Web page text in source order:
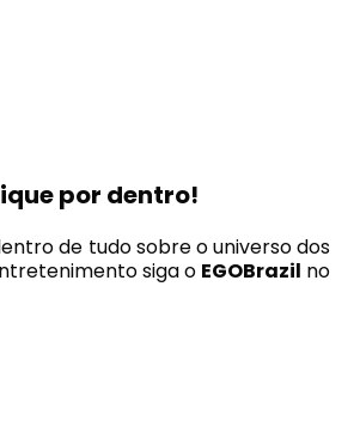
por dentro!
de tudo sobre o universo dos
siga o EGOBrazil no